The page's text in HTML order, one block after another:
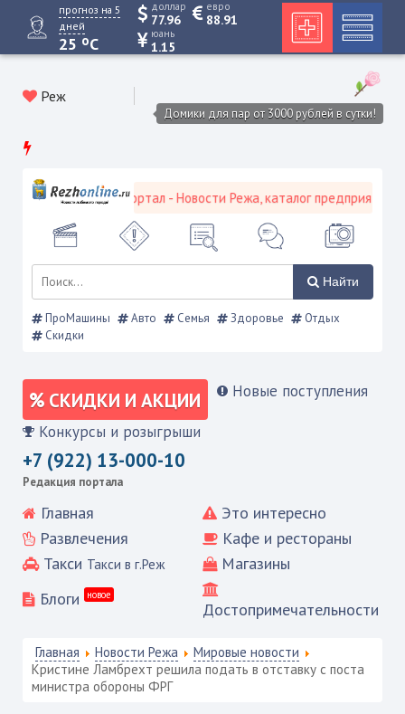
прогноз на 5
дней
25 oC
доллар
77.96
евро
88.91
юань
1.15
Реж
Домики для пар от 3000 рублей в сутки!
городской портал - Новости Режа, каталог предприятий,
Найти
ПроМашины Авто Семья Здоровье
Отдых
Скидки
СКИДКИ И АКЦИИ Новые поступления
Конкурсы и розыгрыши
+7 (922) 13-000-10
Редакция портала
Главная
Это интересно
Развлечения
Кафе и рестораны
Такси Такси в г.Реж
Магазины
Блоги
новое
Достопримечательности
Главная Новости Режа
Мировые новости
Кристине Ламбрехт решила подать в отставку с поста
министра обороны ФРГ